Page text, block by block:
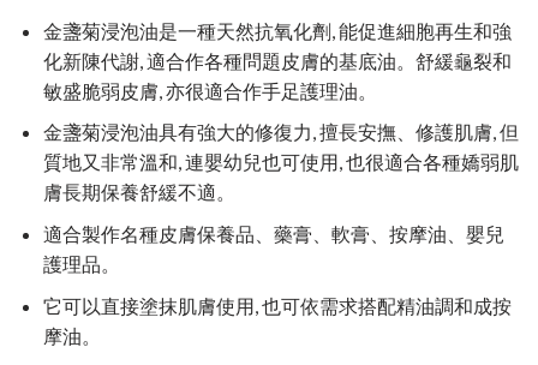
金盞菊浸泡油是一種天然抗氧化劑, 能促進細胞再生和強
化新陳代謝, 適合作各種問題皮膚的基底油。舒緩龜裂和
敏盛脆弱皮膚, 亦很適合作手足護理油。
金盞菊浸泡油具有強大的修復力, 擅長安撫、修護肌膚, 但
質地又非常溫和, 連嬰幼兒也可使用, 也很適合各種嬌弱肌
膚長期保養舒緩不適。
適合製作名種皮膚保養品、藥膏、軟膏、按摩油、嬰兒
護理品。
它可以直接塗抹肌膚使用, 也可依需求搭配精油調和成按
摩油。